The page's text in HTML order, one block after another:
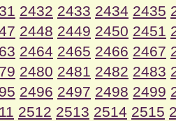
2432 2433 2434 2435
2448 2449 2450 2451
2464 2465 2466 2467
2480 2481 2482 2483
2496 2497 2498 2499
2512 2513 2514 2515